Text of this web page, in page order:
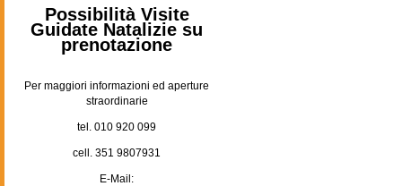
Possibilità Visite
Guidate Natalizie su
prenotazione
Per maggiori informazioni ed aperture
straordinarie
tel. 010 920 099
cell. 351 9807931
E-Mail: